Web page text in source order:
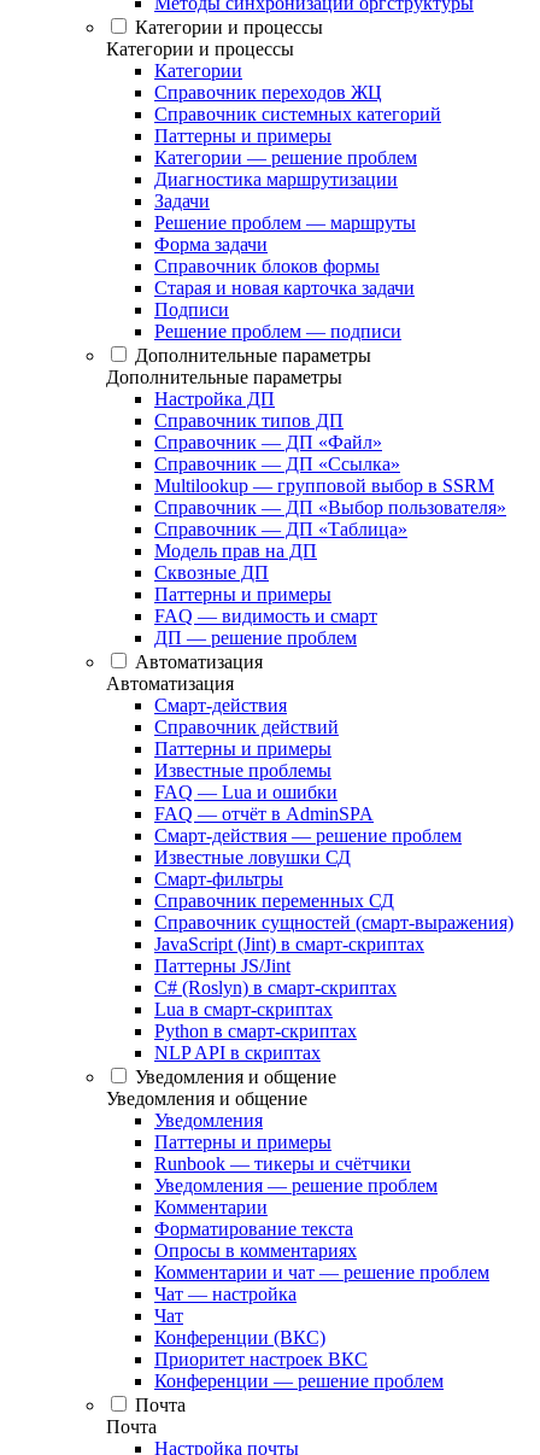
Категории и процессы
Категории и процессы
Категории
Справочник переходов ЖЦ
Справочник системных категорий
Паттерны и примеры
Категории — решение проблем
Диагностика маршрутизации
Задачи
Решение проблем — маршруты
Форма задачи
Справочник блоков формы
Старая и новая карточка задачи
Подписи
Решение проблем — подписи
Дополнительные параметры
Дополнительные параметры
Настройка ДП
Справочник типов ДП
Справочник — ДП «Файл»
Справочник — ДП «Ссылка»
Multilookup — групповой выбор в SSRM
Справочник — ДП «Выбор пользователя»
Справочник — ДП «Таблица»
Модель прав на ДП
Сквозные ДП
Паттерны и примеры
FAQ — видимость и смарт
ДП — решение проблем
Автоматизация
Автоматизация
Смарт-действия
Справочник действий
Паттерны и примеры
Известные проблемы
FAQ — Lua и ошибки
FAQ — отчёт в AdminSPA
Смарт-действия — решение проблем
Известные ловушки СД
Смарт-фильтры
Справочник переменных СД
Справочник сущностей (смарт-выражения)
JavaScript (Jint) в смарт-скриптах
Паттерны JS/Jint
C# (Roslyn) в смарт-скриптах
Lua в смарт-скриптах
Python в смарт-скриптах
NLP API в скриптах
Уведомления и общение
Уведомления и общение
Уведомления
Паттерны и примеры
Runbook — тикеры и счётчики
Уведомления — решение проблем
Комментарии
Форматирование текста
Опросы в комментариях
Комментарии и чат — решение проблем
Чат — настройка
Чат
Конференции (ВКС)
Приоритет настроек ВКС
Конференции — решение проблем
Почта
Почта
Настройка почты